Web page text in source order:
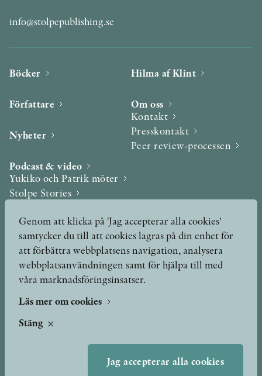
info@stolpepublishing.se
Böcker
Författare
Nyheter
Podcast & video
Yukiko och Patrik möter
Stolpe Stories
Utmärkelser & Format
Utmärkelser
Övriga format
Hilma af Klint
Om oss
Kontakt
Presskontakt
Peer review-processen
Genom att klicka på 'Jag accepterar alla cookies'
samtycker du till att cookies lagras på din enhet för
att förbättra webbplatsens navigation, analysera
webbplatsanvändningen samt för hjälpa till med
våra marknadsföringsinsatser.
Läs mer om cookies
Stäng
Jag accepterar alla cookies